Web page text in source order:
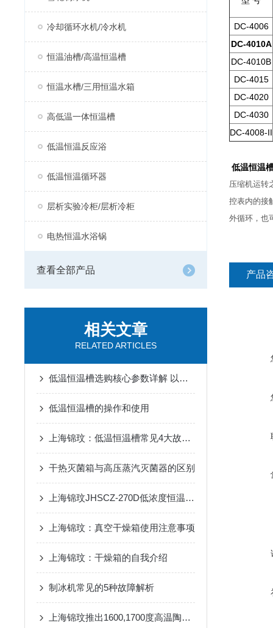
冷却循环水机/冷水机
恒温油槽/高温恒温槽
恒温水槽/三用恒温水箱
高低温一体恒温槽
低温恒温反应浴
低温恒温循环器
层析实验冷柜/层析冷柜
电热恒温水浴锅
查看全部产品
相关文章
RELATED ARTICLES
低温恒温槽选购核心参数详解 以上海锦玟仪器为例
低温恒温槽的操作和使用
上海锦玟：低温恒温槽常见4大故障解答
干热灭菌箱与高压蒸汽灭菌器的区别
上海锦玟JHSCZ-270D低浓度恒温恒湿称重系统
上海锦玟：真空干燥箱使用注意事项
上海锦玟：干燥箱的自我介绍
制冰机常见的5种故障解析
上海锦玟推出1600,1700度高温陶瓷马弗炉
DC-4006
DC-4010A
DC-4010B
DC-4015
DC-4020
DC-4030
DC-4008-II
低温恒温
压缩机运转
控表内的接
外循环，也
产品